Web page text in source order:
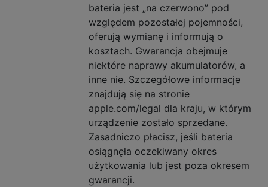
bateria jest „na czerwono” pod
względem pozostałej pojemności,
oferują wymianę i informują o
kosztach. Gwarancja obejmuje
niektóre naprawy akumulatorów, a
inne nie. Szczegółowe informacje
znajdują się na stronie
apple.com/legal dla kraju, w którym
urządzenie zostało sprzedane.
Zasadniczo płacisz, jeśli bateria
osiągnęła oczekiwany okres
użytkowania lub jest poza okresem
gwarancji.